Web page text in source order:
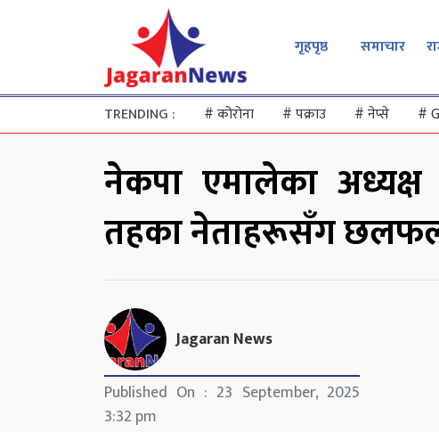
गृहपृष्ठ समाचार
TRENDING : #कोरोना #पक्राउ #नेप्से #
नेकपा एमालेका
तहका नेताहरूसँग
Jagaran News
Published On : 23 September, 2025
3:32 pm